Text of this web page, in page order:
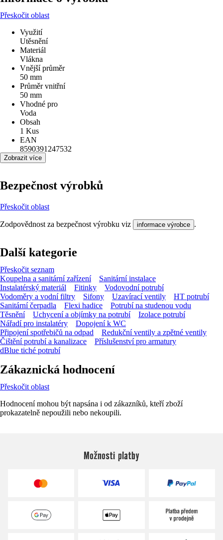
Přeskočit oblast
Využití
Utěsnění
Materiál
Vlákna
Vnější průměr
50 mm
Průměr vnitřní
50 mm
Vhodné pro
Voda
Obsah
1 Kus
EAN
8590391247532
Zobrazit více
Bezpečnost výrobků
Přeskočit oblast
Zodpovědnost za bezpečnost výrobku viz informace výrobce .
Další kategorie
Přeskočit seznam
Koupelna a sanitární zařízení
Sanitární instalace
Instalatérský materiál
Fitinky
Vodovodní potrubí
Vodoměry a vodní filtry
Sifony Uzavírací ventily
HT potrubí
Sanitární čerpadla
Flexi hadice
Potrubí na studenou vodu
Těsnění
Uchycení a objímky na potrubí
Izolace potrubí
Nářadí pro instalatéry
Dopojení k WC
Připojení spotřebičů na odpad
Redukční ventily a zpětné ventily
Čištění potrubí a kanalizace
Příslušenství pro armatury
dBlue tiché potrubí
Zákaznická hodnocení
Přeskočit oblast
Hodnocení mohou být napsána i od zákazníků, kteří zboží
prokazatelně nepoužili nebo nekoupili.
Možnosti platby